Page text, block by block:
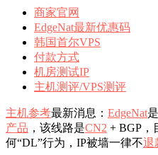
商家官网
EdgeNat最新优惠码
韩国首尔VPS
付款方式
机房测试IP
主机测评/VPS测评
主机参考最新消息： EdgeNat
产品 ，该线路是CN2 + BGP，
何“DL”行为，IP被墙一律不退